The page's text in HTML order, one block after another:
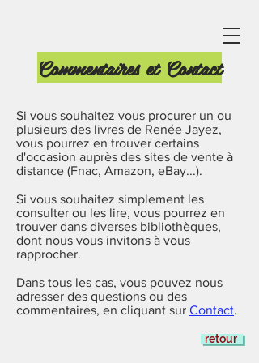
Commentaires et Contact
Si vous souhaitez vous procurer un ou
plusieurs des livres de Renée Jayez,
vous pourrez en trouver certains
d'occasion auprès des sites de vente à
distance (Fnac, Amazon, eBay...).
Si vous souhaitez simplement les
consulter ou les lire, vous pourrez en
trouver dans diverses bibliothèques,
dont nous vous invitons à vous
rapprocher.
Dans tous les cas, vous pouvez nous
adresser des questions ou des
commentaires, en cliquant sur Contact.
retour